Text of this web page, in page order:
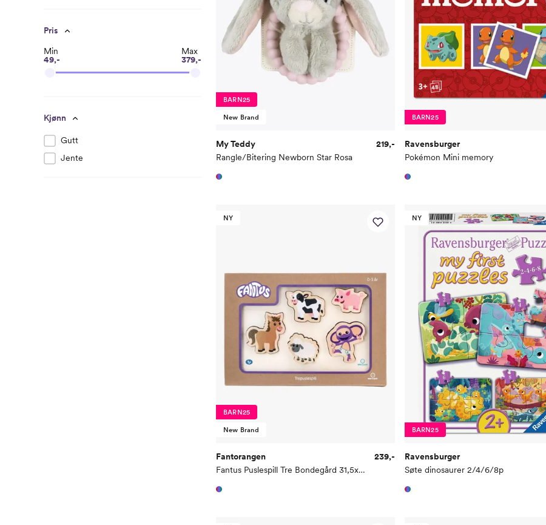
Pris
Min
49,-
Max
379,-
Kjønn
Gutt
Jente
BARN25
New Brand
My Teddy
Rangle/Bitering Newborn Star Rosa
219,-
BARN25
Ravensburger
Pokémon Mini memory
NY
BARN25
New Brand
Fantorangen
Fantus Puslespill Tre Bondegård 31,5x22cm
239,-
NY
BARN25
Ravensburger
Søte dinosaurer 2/4/6/8p